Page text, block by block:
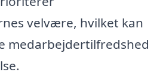
velvære, hvilket kan
medarbejdertilfredshed